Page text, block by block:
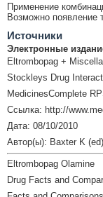
Применение
Возможно появление
Источники
Электронные
Eltrombopag +
Stockleys Drug
MedicinesComplete
Ссылка: http://
Дата: 08/10/2010
Автор(ы): Baxter K (ed)
Eltrombopag Olamine
Drug Facts and